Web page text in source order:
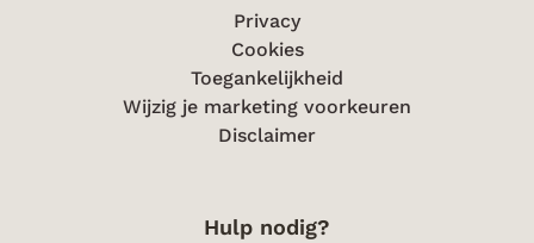
Privacy
Cookies
Toegankelijkheid
Wijzig je marketing voorkeuren
Disclaimer
Hulp nodig?